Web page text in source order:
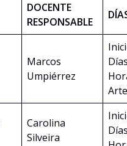
DOCENTE
RESPONSABLE
Marcos
Umpiérrez
Carolina
Silveira